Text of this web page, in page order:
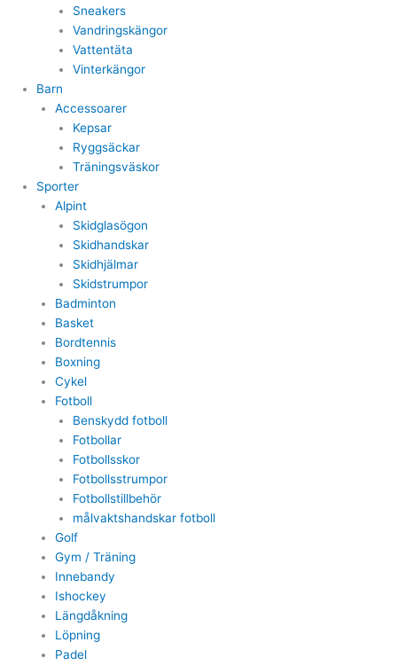
Sneakers
Vandringskängor
Vattentäta
Vinterkängor
Barn
Accessoarer
Kepsar
Ryggsäckar
Träningsväskor
Sporter
Alpint
Skidglasögon
Skidhandskar
Skidhjälmar
Skidstrumpor
Badminton
Basket
Bordtennis
Boxning
Cykel
Fotboll
Benskydd fotboll
Fotbollar
Fotbollsskor
Fotbollsstrumpor
Fotbollstillbehör
målvaktshandskar fotboll
Golf
Gym / Träning
Innebandy
Ishockey
Längdåkning
Löpning
Padel